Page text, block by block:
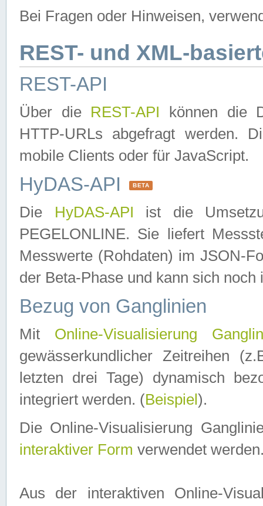
Bei Fragen oder Hinweisen,
REST- und XML-
REST-API
Über die REST-API können die
HTTP-URLs abgefragt werden.
mobile Clients oder für JavaScript.
HyDAS-API BETA
Die HyDAS-API ist die
PEGELONLINE. Sie liefert
Messwerte (Rohdaten) im JSON-
der Beta-Phase und kann sich noch
Bezug von Ganglinien
Mit Online-Visualisierung
gewässerkundlicher Zeitreihen
letzten drei Tage) dynamisch
integriert werden. (Beispiel ).
Die Online-Visualisierung
interaktiver Form verwendet
Aus der interaktiven Online-